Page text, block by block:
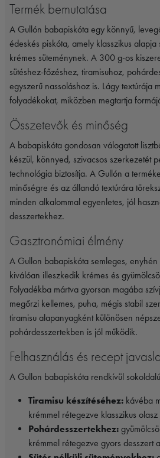
Termék bemutatása
A Gullón babapiskóta egy könnyű,
édeskés piskóta, amely klasszikus alapja
krémes süteménynek. A 300 g-os
sütéshez-főzéshez, tiramisuhoz,
egyszerű nassoláshoz is. Lágy textúrája
folyadékokat, miközben megtartja
Összetevők és minőség
A babapiskóta gondosan válogatott
készül, könnyed, szivacsos szerkezetét
technológia biztosítja. A Gullón a
minőségre és az állandó textúrára
minden alkalommal egyenletes, jól
desszertekhez.
Gasztronómiai élmény
A Gullon babapiskóta semleges,
kiválóan illeszkedik krémes és
Folyadékba mártva gyorsan magába
megőrzi kellemes, puha, mégis stabil
tiramisu alapanyagként különösen
pohárdesszertekben is jól működik.
Felhasználás és recept
A Gullon babapiskóta rendkívül
Tiramisu készítéséhez: kávéba
krémmel rétegezve klasszikus olasz
Pohárdesszertekhez:
krémmel rétegezve gyors desszert